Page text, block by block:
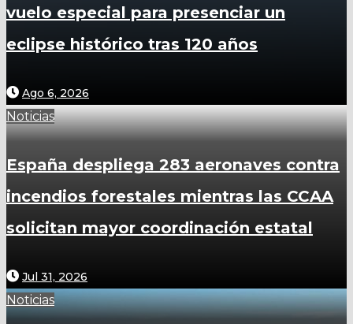
vuelo especial para presenciar un
eclipse histórico tras 120 años
Ago 6, 2026
Noticias
España despliega 283 aeronaves contra
incendios forestales mientras las CCAA
solicitan mayor coordinación estatal
Jul 31, 2026
Noticias